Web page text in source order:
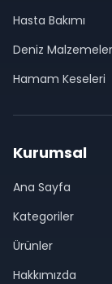
Hasta Bakımı
Deniz
Hamam Keseleri
Kurumsal
Ana Sayfa
Kategoriler
Ürünler
Hakkımızda